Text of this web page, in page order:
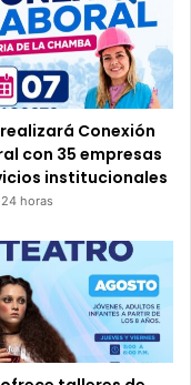
Conexión
con 35 empresas
institucionales
24 horas